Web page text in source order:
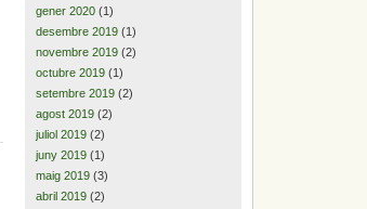
gener 2020 (1)
desembre 2019 (1)
novembre 2019 (2)
octubre 2019 (1)
setembre 2019 (2)
agost 2019 (2)
juliol 2019 (2)
juny 2019 (1)
maig 2019 (3)
abril 2019 (2)